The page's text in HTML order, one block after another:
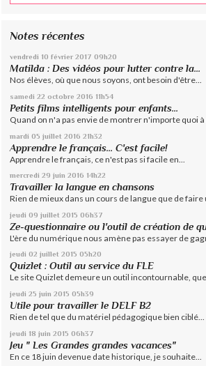
Notes récentes
vendredi 10 février 2017 09h20
Matilda : Des vidéos pour lutter contre la...
Nos élèves, où que nous soyons, ont besoin d'être...
samedi 22 octobre 2016 11h54
Petits films intelligents pour enfants...
Quand on n'a pas envie de montrer n'importe quoi à
mardi 05 juillet 2016 21h32
Apprendre le français... C'est facile!
Apprendre le français, ce n'est pas si facile en...
mercredi 29 juin 2016 14h22
Travailler la langue en chansons
Rien de mieux dans un cours de langue que de faire
jeudi 09 juillet 2015 06h37
Ze-questionnaire ou l'outil de création de
L'ère du numérique nous amène pas essayer de
jeudi 02 juillet 2015 05h20
Quizlet : Outil au service du FLE
Le site Quizlet demeure un outil incontournable,
jeudi 25 juin 2015 05h39
Utile pour travailler le DELF B2
Rien de tel que du matériel pédagogique bien ciblé...
jeudi 18 juin 2015 06h37
Jeu " Les Grandes grandes vacances"
En ce 18 juin devenue date historique, je souhaite...